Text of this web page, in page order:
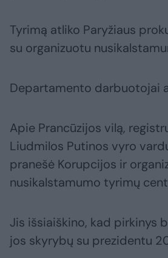
Tyrimą atliko Paryžiaus
su organizuotu
Departamento darbuotojai
Apie Prancūzijos vilą,
Liudmilos Putinos vyro
pranešė Korupcijos ir
nusikalstamumo tyrimų
Jis išsiaiškino, kad pirkinys
jos skyrybų su prezidentu